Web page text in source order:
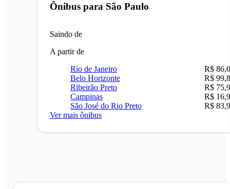
Ônibus para São Paulo
Saindo de
A partir de
Rio de Janeiro
R$
Belo Horizonte
R$
Ribeirão Preto
R$
Campinas
R$
São José do Rio Preto
R$
Ver mais ônibus